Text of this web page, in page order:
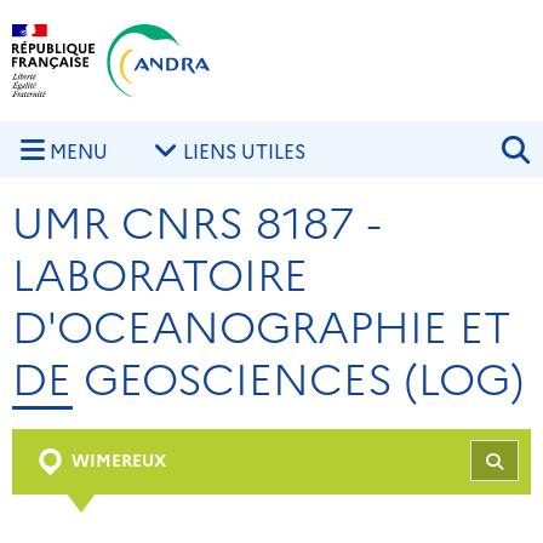
Aller au contenu principal
MENU LIENS UTILES
UMR CNRS 8187 -
LABORATOIRE
D'OCEANOGRAPHIE ET
DE GEOSCIENCES (LOG)
WIMEREUX